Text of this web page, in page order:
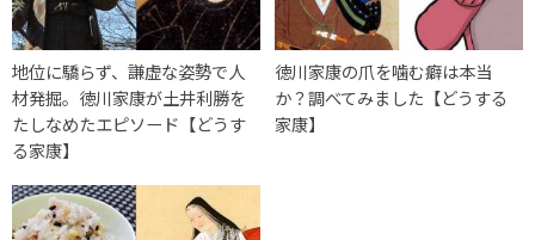
地位に驕らず、謙虚な姿勢で人
材発掘。徳川家康が土井利勝を
たしなめたエピソード【どうす
る家康】
徳川家康の爪を噛む癖は本当
か？調べてみました【どうする
家康】